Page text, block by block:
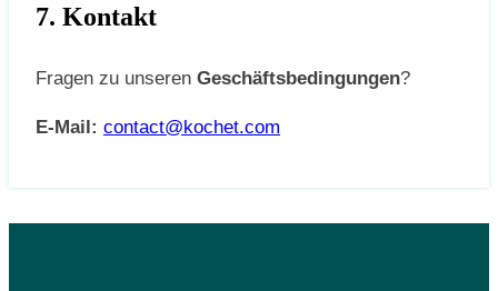
7. Kontakt
Fragen zu unseren Geschäftsbedingungen?
E-Mail: contact@kochet.com